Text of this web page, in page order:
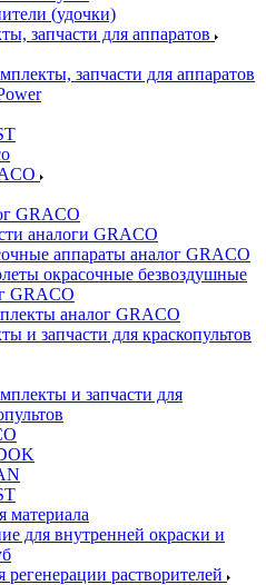
(удочки)
запчасти для аппаратов
запчасти для аппаратов
GRACO
аналоги GRACO
аппараты аналог GRACO
окрасочные безвоздушные
GRACO
аналог GRACO
и запчасти для краскопультов
и запчасти для
материала
для внутренней окраски и
растворителей